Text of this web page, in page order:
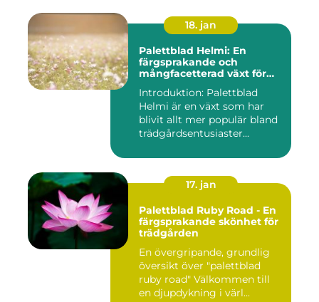
18. jan
Palettblad Helmi: En
färgsprakande och
mångfacetterad växt för
Introduktion: Palettblad
Helmi är en växt som har
blivit allt mer populär bland
trädgårdsentusiaster...
17. jan
Palettblad Ruby Road - En
färgsprakande skönhet för
trädgården
En övergripande, grundlig
översikt över "palettblad
ruby road" Välkommen till
en djupdykning i värl...